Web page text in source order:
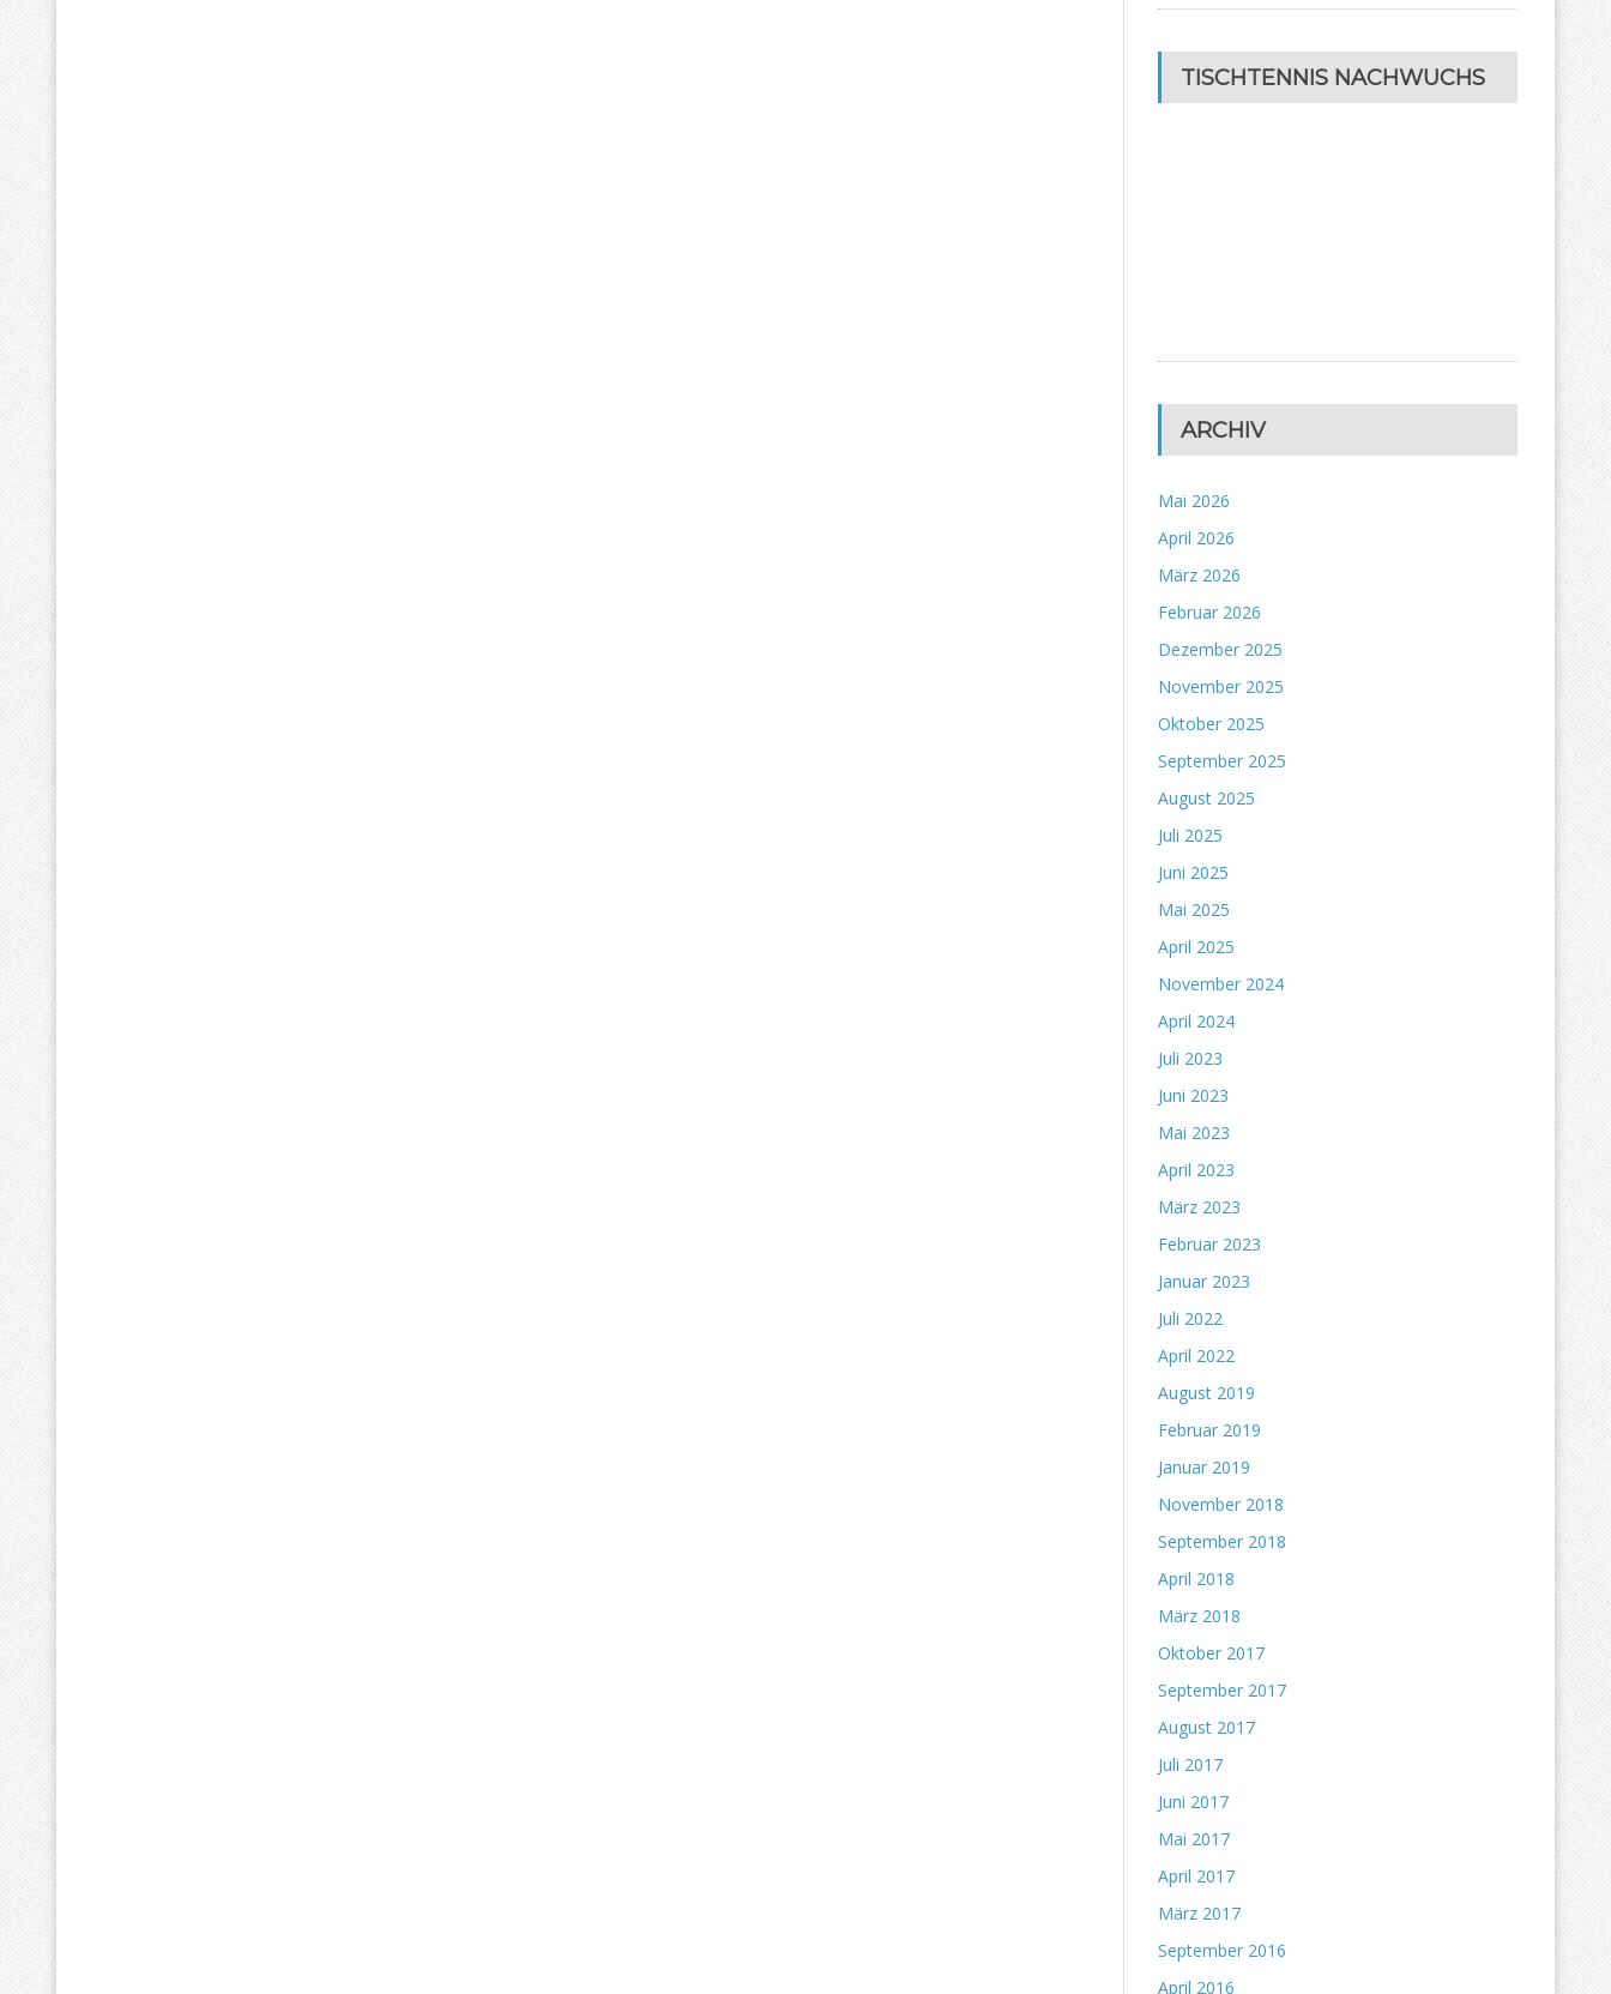
TISCHTENNIS NACHWUCHS
ARCHIV
Mai 2026
April 2026
März 2026
Februar 2026
Dezember 2025
November 2025
Oktober 2025
September 2025
August 2025
Juli 2025
Juni 2025
Mai 2025
April 2025
November 2024
April 2024
Juli 2023
Juni 2023
Mai 2023
April 2023
März 2023
Februar 2023
Januar 2023
Juli 2022
April 2022
August 2019
Februar 2019
Januar 2019
November 2018
September 2018
April 2018
März 2018
Oktober 2017
September 2017
August 2017
Juli 2017
Juni 2017
Mai 2017
April 2017
März 2017
September 2016
April 2016